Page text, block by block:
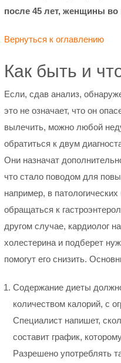
после 45 лет, женщины во
Вернуться к оглавлению
Как быть и
Если, сдав анализ,
это не означает, что он
вылечить, можно любой
обратиться к двум
Они назначат
что стало поводом для
например, в
обращаться к
другом случае, кардиолог
холестерина и подберет
помогут его снизить.
Содержание диеты
количеством калорий, с
Специалист напишет,
составит график,
Разрешено употреблять